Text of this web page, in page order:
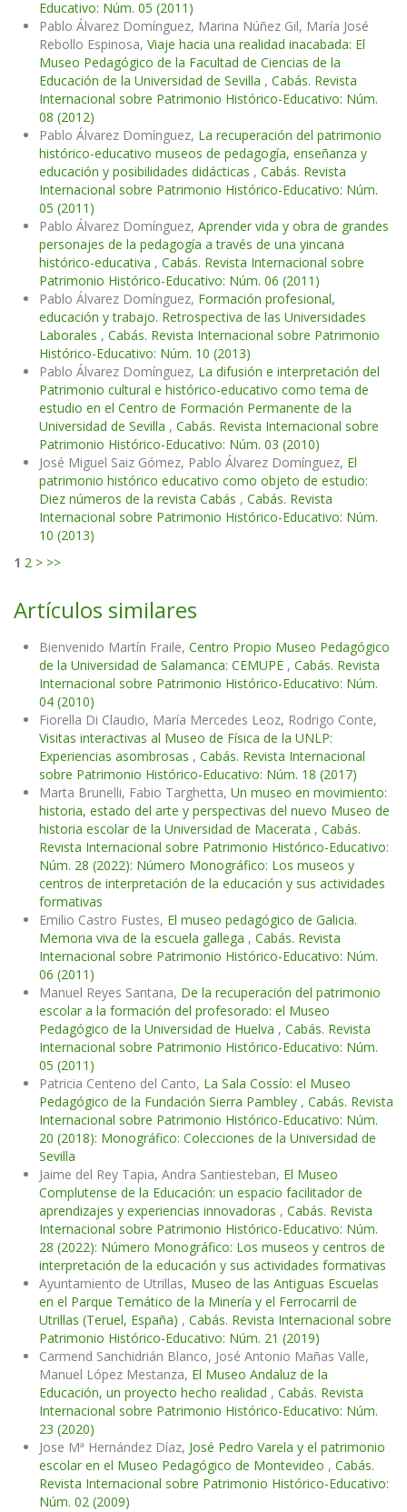
Educativo: Núm. 05 (2011)
Pablo Álvarez Domínguez, Marina Núñez Gil, María José
Rebollo Espinosa, Viaje hacia una realidad inacabada: El
Museo Pedagógico de la Facultad de Ciencias de la
Educación de la Universidad de Sevilla , Cabás. Revista
Internacional sobre Patrimonio Histórico-Educativo: Núm.
08 (2012)
Pablo Álvarez Domínguez, La recuperación del patrimonio
histórico-educativo museos de pedagogía, enseñanza y
educación y posibilidades didácticas , Cabás. Revista
Internacional sobre Patrimonio Histórico-Educativo: Núm.
05 (2011)
Pablo Álvarez Domínguez, Aprender vida y obra de grandes
personajes de la pedagogía a través de una yincana
histórico-educativa , Cabás. Revista Internacional sobre
Patrimonio Histórico-Educativo: Núm. 06 (2011)
Pablo Álvarez Domínguez, Formación profesional,
educación y trabajo. Retrospectiva de las Universidades
Laborales , Cabás. Revista Internacional sobre Patrimonio
Histórico-Educativo: Núm. 10 (2013)
Pablo Álvarez Domínguez, La difusión e interpretación del
Patrimonio cultural e histórico-educativo como tema de
estudio en el Centro de Formación Permanente de la
Universidad de Sevilla , Cabás. Revista Internacional sobre
Patrimonio Histórico-Educativo: Núm. 03 (2010)
José Miguel Saiz Gómez, Pablo Álvarez Domínguez, El
patrimonio histórico educativo como objeto de estudio:
Diez números de la revista Cabás , Cabás. Revista
Internacional sobre Patrimonio Histórico-Educativo: Núm.
10 (2013)
1 2 > >>
Artículos similares
Bienvenido Martín Fraile, Centro Propio Museo Pedagógico
de la Universidad de Salamanca: CEMUPE , Cabás. Revista
Internacional sobre Patrimonio Histórico-Educativo: Núm.
04 (2010)
Fiorella Di Claudio, María Mercedes Leoz, Rodrigo Conte,
Visitas interactivas al Museo de Física de la UNLP:
Experiencias asombrosas , Cabás. Revista Internacional
sobre Patrimonio Histórico-Educativo: Núm. 18 (2017)
Marta Brunelli, Fabio Targhetta, Un museo en movimiento:
historia, estado del arte y perspectivas del nuevo Museo de
historia escolar de la Universidad de Macerata , Cabás.
Revista Internacional sobre Patrimonio Histórico-Educativo:
Núm. 28 (2022): Número Monográfico: Los museos y
centros de interpretación de la educación y sus actividades
formativas
Emilio Castro Fustes, El museo pedagógico de Galicia.
Memoria viva de la escuela gallega , Cabás. Revista
Internacional sobre Patrimonio Histórico-Educativo: Núm.
06 (2011)
Manuel Reyes Santana, De la recuperación del patrimonio
escolar a la formación del profesorado: el Museo
Pedagógico de la Universidad de Huelva , Cabás. Revista
Internacional sobre Patrimonio Histórico-Educativo: Núm.
05 (2011)
Patricia Centeno del Canto, La Sala Cossío: el Museo
Pedagógico de la Fundación Sierra Pambley , Cabás. Revista
Internacional sobre Patrimonio Histórico-Educativo: Núm.
20 (2018): Monográfico: Colecciones de la Universidad de
Sevilla
Jaime del Rey Tapia, Andra Santiesteban, El Museo
Complutense de la Educación: un espacio facilitador de
aprendizajes y experiencias innovadoras , Cabás. Revista
Internacional sobre Patrimonio Histórico-Educativo: Núm.
28 (2022): Número Monográfico: Los museos y centros de
interpretación de la educación y sus actividades formativas
Ayuntamiento de Utrillas, Museo de las Antiguas Escuelas
en el Parque Temático de la Minería y el Ferrocarril de
Utrillas (Teruel, España) , Cabás. Revista Internacional sobre
Patrimonio Histórico-Educativo: Núm. 21 (2019)
Carmend Sanchidrián Blanco, José Antonio Mañas Valle,
Manuel López Mestanza, El Museo Andaluz de la
Educación, un proyecto hecho realidad , Cabás. Revista
Internacional sobre Patrimonio Histórico-Educativo: Núm.
23 (2020)
Jose Mª Hernández Díaz, José Pedro Varela y el patrimonio
escolar en el Museo Pedagógico de Montevideo , Cabás.
Revista Internacional sobre Patrimonio Histórico-Educativo:
Núm. 02 (2009)